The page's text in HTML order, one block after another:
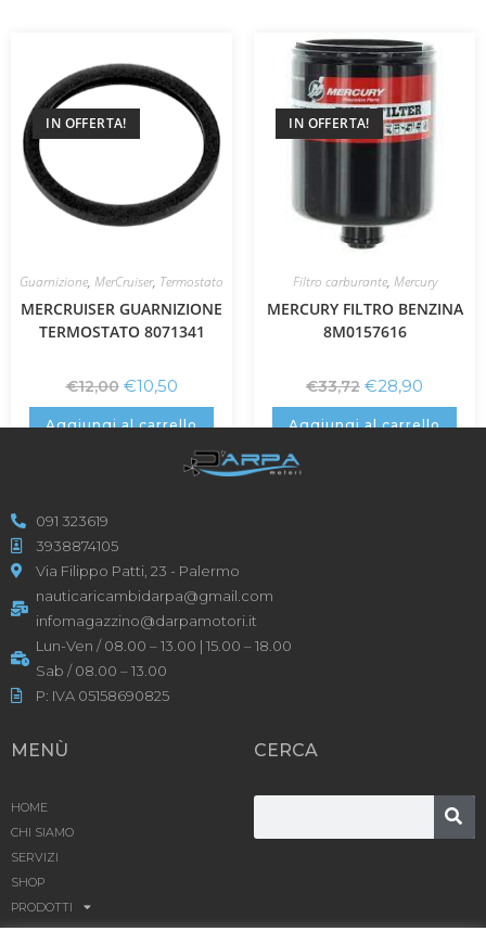
IN OFFERTA!
Guarnizione, MerCruiser, Termostato
MERCRUISER GUARNIZIONE
TERMOSTATO 8071341
€12,00 €10,50
Aggiungi al carrello
IN OFFERTA!
Filtro carburante, Mercury
MERCURY FILTRO BENZINA
8M0157616
€33,72 €28,90
Aggiungi al carrello
091 323619
3938874105
Via Filippo Patti, 23 - Palermo
nauticaricambidarpa@gmail.com
infomagazzino@darpamotori.it
Lun-Ven / 08.00 – 13.00 | 15.00 – 18.00
Sab / 08.00 – 13.00
P: IVA 05158690825
MENÙ
HOME
CHI SIAMO
SERVIZI
SHOP
PRODOTTI
BLOG
CERCA